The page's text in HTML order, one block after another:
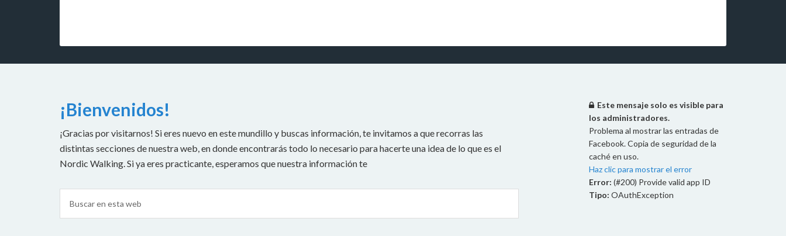
¡Bienvenidos!
¡Gracias por visitarnos! Si eres nuevo en este mundillo y buscas información, te invitamos a que recorras las
distintas secciones de nuestra web, en donde encontrarás todo lo necesario para hacerte una idea de lo que es el
Nordic Walking. Si ya eres practicante, esperamos que nuestra información te
Este mensaje solo es visible para
los administradores.
Problema al mostrar las entradas de
Facebook. Copia de seguridad de la
caché en uso.
Haz clic para mostrar el error
Error: (#200) Provide valid app ID
Tipo: OAuthException